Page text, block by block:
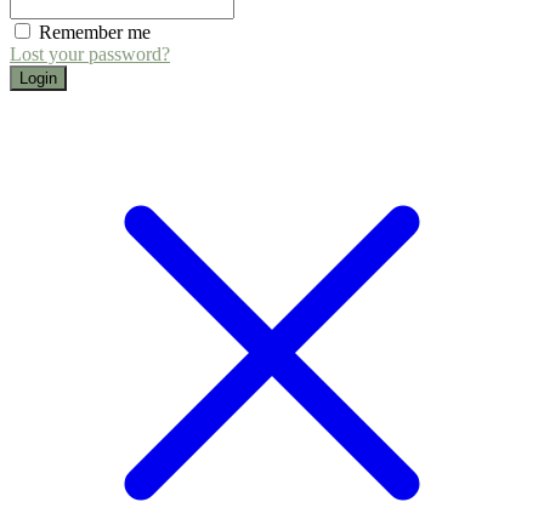
Remember me
Lost your password?
Login